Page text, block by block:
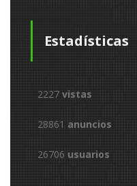
Estadísticas
2227 vistas
28861 anuncios
26706 usuarios